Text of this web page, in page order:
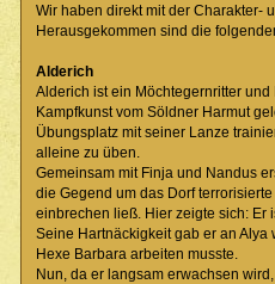
Wir haben direkt mit der Charakter-
Herausgekommen sind die
Alderich
Alderich ist ein Möchtegernritter
Kampfkunst vom Söldner Harmut
Übungsplatz mit seiner Lanze
alleine zu üben.
Gemeinsam mit Finja und Nandus
die Gegend um das Dorf
einbrechen ließ. Hier zeigte sich: Er
Seine Hartnäckigkeit gab er an Alya
Hexe Barbara arbeiten musste.
Nun, da er langsam erwachsen